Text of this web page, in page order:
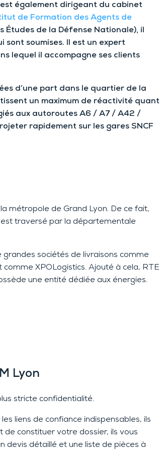
également dirigeant du cabinet
de Formation des Agents de
Études de la Défense Nationale), il
soumises. Il est un expert
lequel il accompagne ses clients
d’une part dans le quartier de la
un maximum de réactivité quant
aux autoroutes A6 / A7 / A42 /
rapidement sur les gares SNCF
métropole de Grand Lyon. De ce fait,
traversé par la départementale
sociétés de livraisons comme
XPOLogistics. Ajouté à cela, RTE
une entité dédiée aux énergies.
Lyon
stricte confidentialité.
liens de confiance indispensables, ils
constituer votre dossier, ils vous
devis détaillé et une liste de pièces à